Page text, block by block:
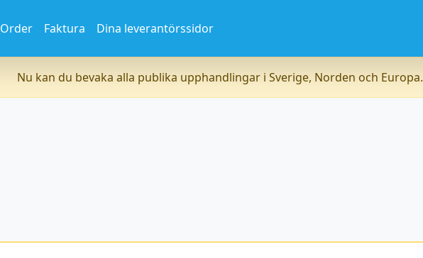
Order Faktura Dina leverantörssidor
Nu kan du bevaka alla publika upphandlingar i Sverige, Norden och Europa.